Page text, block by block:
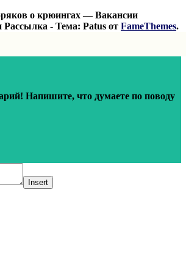
о крюингах — Вакансии
- Тема: Patus от FameThemes.
Напишите, что думаете по поводу
Insert